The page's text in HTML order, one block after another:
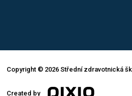
Copyright © 2026 Střední zdravotnická
Created by